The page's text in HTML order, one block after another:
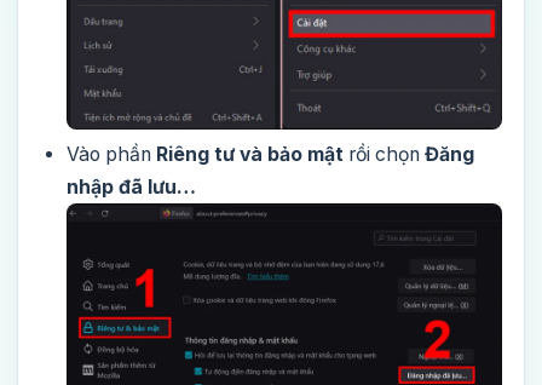
Vào phần Riêng tư và bảo mật rồi chọn Đăng
nhập đã lưu…